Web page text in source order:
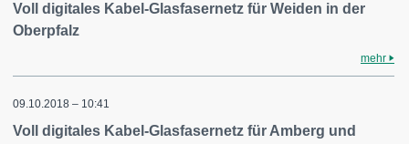
Voll digitales Kabel-Glasfasernetz für Weiden in der
Oberpfalz
mehr
09.10.2018 – 10:41
Voll digitales Kabel-Glasfasernetz für Amberg und